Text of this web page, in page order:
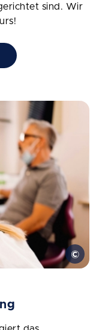
sind. Wir